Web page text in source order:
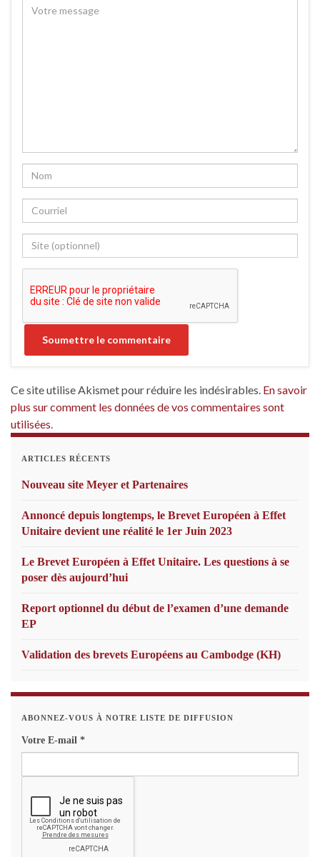
Ce site utilise Akismet pour réduire les indésirables. En savoir
plus sur comment les données de vos commentaires sont
utilisées.
ARTICLES RÉCENTS
Nouveau site Meyer et Partenaires
Annoncé depuis longtemps, le Brevet Européen à Effet
Unitaire devient une réalité le 1er Juin 2023
Le Brevet Européen à Effet Unitaire. Les questions à se
poser dès aujourd’hui
Report optionnel du début de l’examen d’une demande
EP
Validation des brevets Européens au Cambodge (KH)
ABONNEZ-VOUS À NOTRE LISTE DE DIFFUSION
Votre E-mail *